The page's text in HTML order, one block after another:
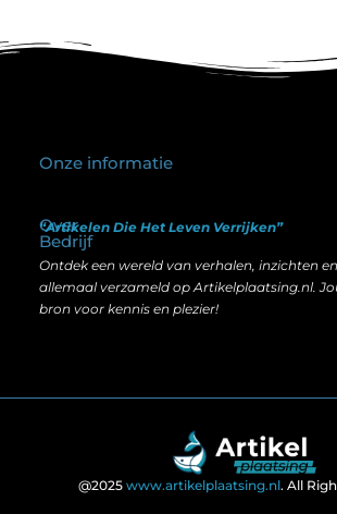
Over
Bedrijf
“Artikelen Die Het Leven Verrijken”
Ontdek een wereld van verhalen, inzichten
allemaal verzameld op Artikelplaatsing.nl.
bron voor kennis en plezier!
Onze informatie
@2025 www.artikelplaatsing.nl. All